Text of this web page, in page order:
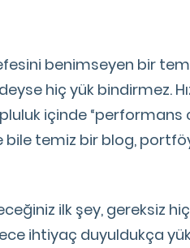
benimseyen bir
hiç yük bindirmez.
içinde “performans
bile temiz bir blog,
ilk şey, gereksiz
ihtiyaç duyuldukça